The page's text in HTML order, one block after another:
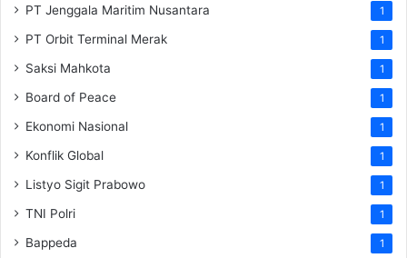
PT Jenggala Maritim Nusantara 1
PT Orbit Terminal Merak 1
Saksi Mahkota 1
Board of Peace 1
Ekonomi Nasional 1
Konflik Global 1
Listyo Sigit Prabowo 1
TNI Polri 1
Bappeda 1